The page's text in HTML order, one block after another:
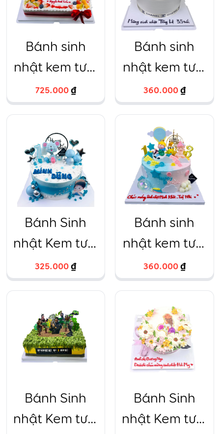
Bánh sinh
nhật kem tươi
30×40
725.000₫
Bánh sinh
nhật kem tươi
chanel ví
trắng sang
chảnh
360.000₫
Bánh Sinh
nhật Kem tươi
Chú chuột
xanh
325.000₫
Bánh sinh
nhật kem tươi
đôi bé trai bé
gái hồng
xanh
360.000₫
Bánh Sinh
nhật Kem tươi
Bánh Sinh
nhật Kem tươi